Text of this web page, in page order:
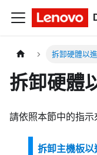
拆卸硬體以
拆卸硬體
請依照本節中的指示
拆卸主機板以